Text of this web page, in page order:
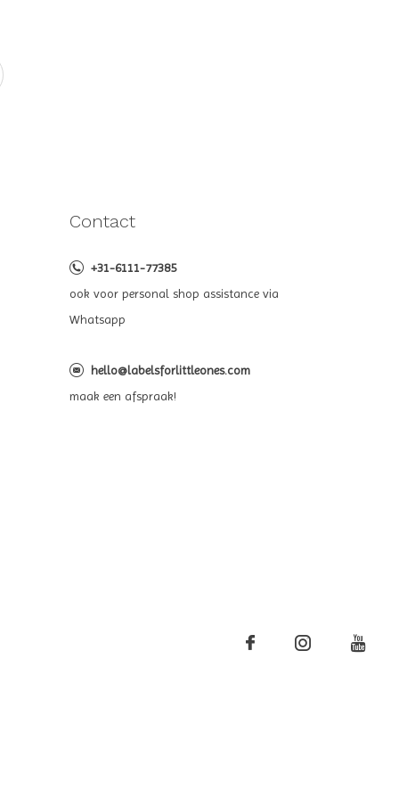
Contact
+31-6111-77385
ook voor personal shop assistance via
Whatsapp
hello@labelsforlittleones.com
maak een afspraak!